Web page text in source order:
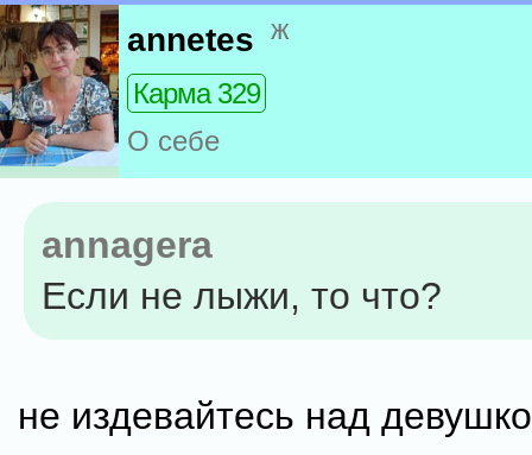
annetes ж
Карма 329
О себе
annagera
Если не лыжи, то что?
не издевайтесь над